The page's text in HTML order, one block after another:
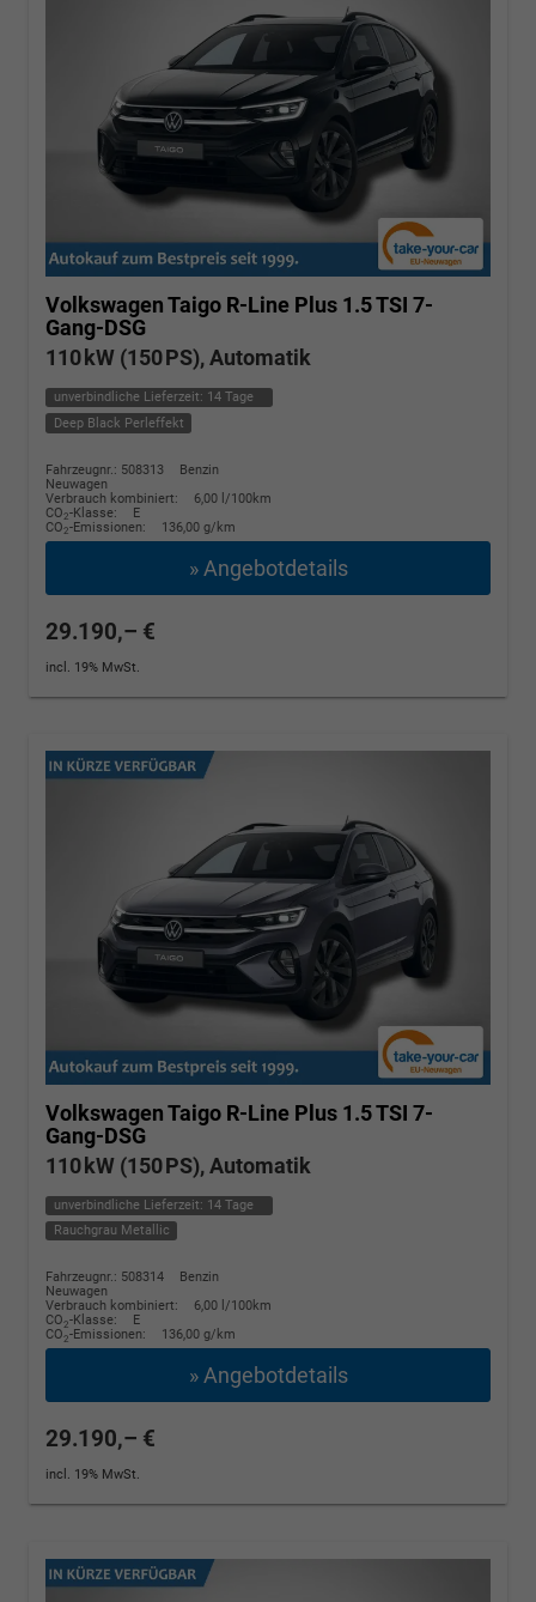
Volkswagen Taigo R-Line Plus 1.5 TSI 7-
Gang-DSG
110 kW (150 PS), Automatik
unverbindliche Lieferzeit: 14 Tage
Deep Black Perleffekt
Fahrzeugnr.: 508313
Benzin
Neuwagen
Verbrauch kombiniert:
6,00 l/100km
CO2-Klasse:
E
CO2-Emissionen: 136,00 g/km
» Angebotdetails
29.190,– €
incl. 19% MwSt.
Volkswagen Taigo R-Line Plus 1.5 TSI 7-
Gang-DSG
110 kW (150 PS), Automatik
unverbindliche Lieferzeit: 14 Tage
Rauchgrau Metallic
Fahrzeugnr.: 508314
Benzin
Neuwagen
Verbrauch kombiniert:
6,00 l/100km
CO2-Klasse:
E
CO2-Emissionen: 136,00 g/km
» Angebotdetails
29.190,– €
incl. 19% MwSt.